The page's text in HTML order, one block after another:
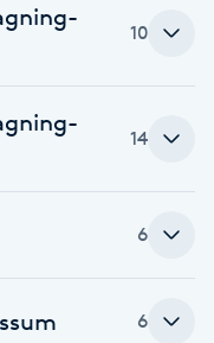
10
14
6
6